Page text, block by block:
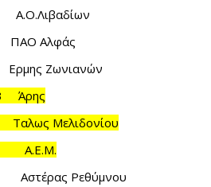
Αλφάς
Ζωνιανών
Άρης
Μελιδονίου
Ρεθύμνου